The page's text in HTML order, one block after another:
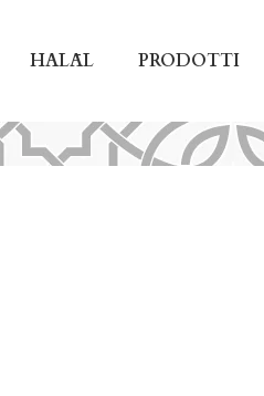
HALĀL PRODOTTI